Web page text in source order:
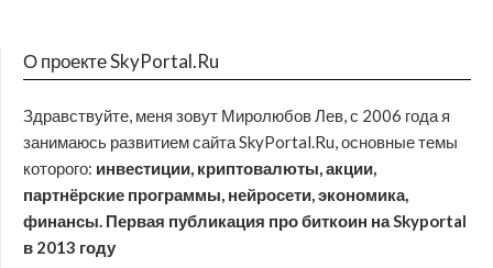
О проекте SkyPortal.Ru
Здравствуйте, меня зовут Миролюбов Лев, с 2006 года я
занимаюсь развитием сайта SkyPortal.Ru, основные темы
которого: инвестиции, криптовалюты, акции,
партнёрские программы, нейросети, экономика,
финансы. Первая публикация про биткоин на Skyportal
в 2013 году